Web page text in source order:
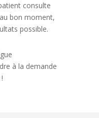
consulte
bon moment,
possible.
à la demande